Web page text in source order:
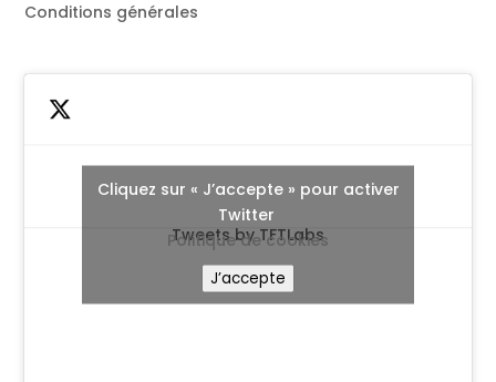
Conditions générales
Tweets by TFTLabs
Cliquez sur « J’accepte » pour activer
Twitter
Politique de cookies
J’accepte